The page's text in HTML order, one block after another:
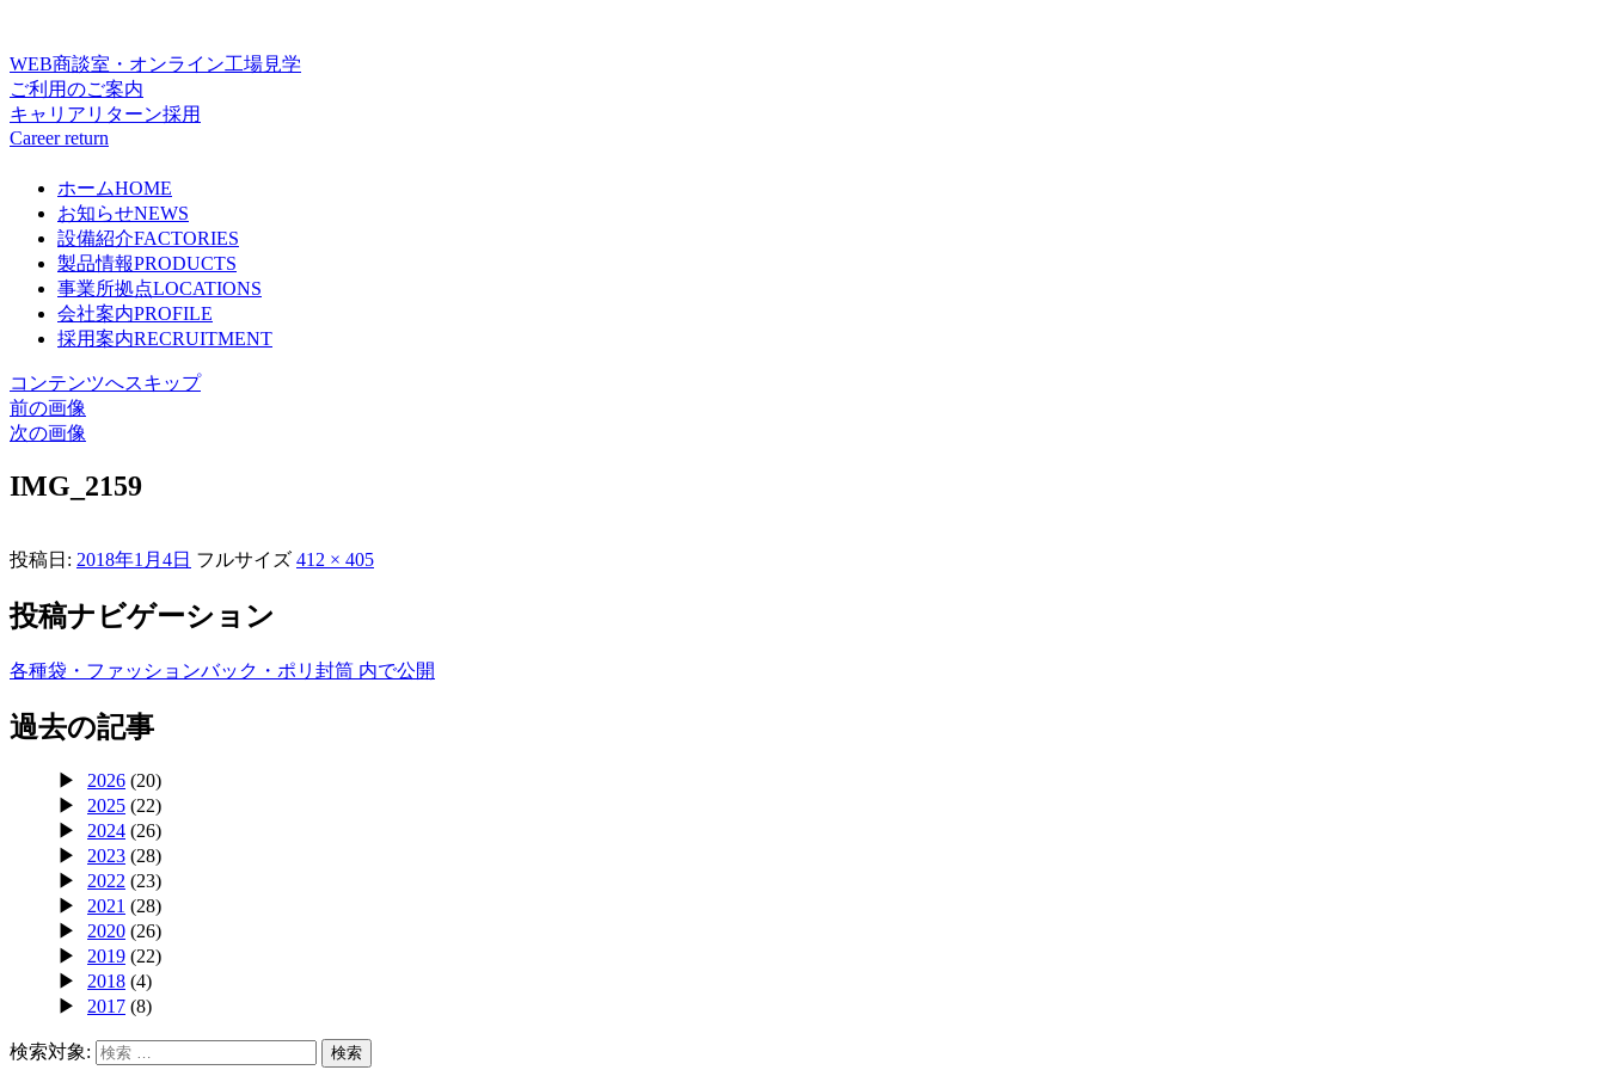
WEB商談室・オンライン工場見学
ご利用のご案内
キャリアリターン採用
Career return
ホームHOME
お知らせNEWS
設備紹介FACTORIES
製品情報PRODUCTS
事業所拠点LOCATIONS
会社案内PROFILE
採用案内RECRUITMENT
コンテンツへスキップ
前の画像
次の画像
IMG_2159
投稿日: 2018年1月4日 フルサイズ 412 × 405
投稿ナビゲーション
各種袋・ファッションバック・ポリ封筒 内で公開
過去の記事
2026 (20)
2025 (22)
2024 (26)
2023 (28)
2022 (23)
2021 (28)
2020 (26)
2019 (22)
2018 (4)
2017 (8)
検索対象: 検索